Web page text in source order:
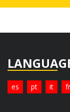
es pt it fr